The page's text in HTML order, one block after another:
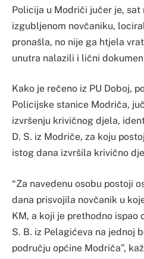
Policija u Modriči jučer je, sat
izgubljenom novčaniku,
pronašla, no nije ga htjela
unutra nalazili i lični
Kako je rečeno iz PU Doboj,
Policijske stanice Modriča,
izvršenju krivičnog djela,
D. S. iz Modriče, za koju
istog dana izvršila krivično
“Za navedenu osobu postoji
dana prisvojila novčanik u
KM, a koji je prethodno ispao
S. B. iz Pelagićeva na jednoj
području općine Modriča”,